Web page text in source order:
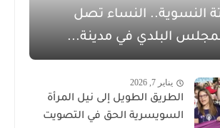
النسوية.. النساء تصل
البلدي في مدينة...
يناير 7, 2026
الطريق الطويل إلى نيل المرأة
السويسرية الحق في التصويت